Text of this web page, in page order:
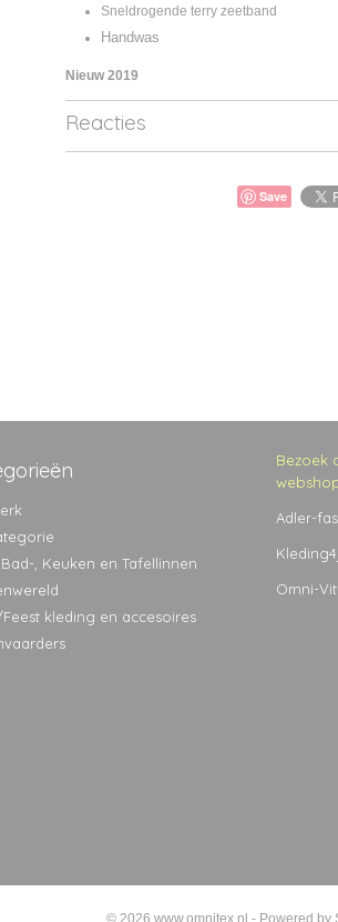
Sneldrogende terry zeetband
Handwas
Nieuw 2019
Reacties
Save
, Keuken en Tafellinnen
kleding en accesoires
Bezoek
Adler-
Omni-
© 2026 www.omnitex.nl - Powered by